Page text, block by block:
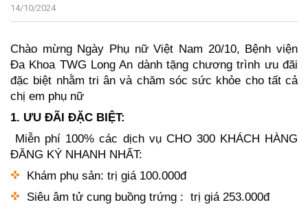
14/10/2024
Chào mừng Ngày Phụ nữ Việt Nam 20/10, Bệnh viện
Đa Khoa TWG Long An dành tặng chương trình ưu đãi
đặc biệt nhằm tri ân và chăm sóc sức khỏe cho tất cả
chị em phụ nữ
1. ƯU ĐÃI ĐẶC BIỆT:
Miễn phí 100% các dịch vụ CHO 300 KHÁCH HÀNG
ĐĂNG KÝ NHANH NHẤT:
Khám phụ sản: trị giá 100.000đ
Siêu âm tử cung buồng trứng : trị giá 253.000đ